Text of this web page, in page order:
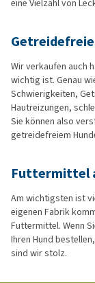
eine Vielzahl von
Wir verkaufen auch
wichtig ist. Genau
Schwierigkeiten,
Hautreizungen,
Sie können also
getreidefreiem
Futtermittel
Am wichtigsten ist
eigenen Fabrik
Futtermittel. Wenn
Ihren Hund
sind wir stolz.